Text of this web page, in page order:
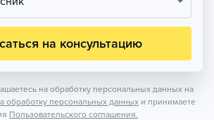
на консультацию
на обработку персональных данных на
обработку персональных данных и принимаете
Пользовательского соглашения.